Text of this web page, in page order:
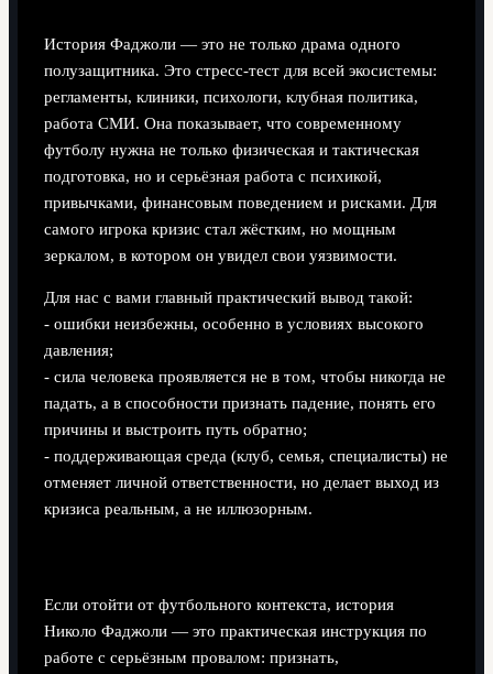
История Фаджоли — это не только драма одного
полузащитника. Это стресс-тест для всей экосистемы:
регламенты, клиники, психологи, клубная политика,
работа СМИ. Она показывает, что современному
футболу нужна не только физическая и тактическая
подготовка, но и серьёзная работа с психикой,
привычками, финансовым поведением и рисками. Для
самого игрока кризис стал жёстким, но мощным
зеркалом, в котором он увидел свои уязвимости.
Для нас с вами главный практический вывод такой:
- ошибки неизбежны, особенно в условиях высокого
давления;
- сила человека проявляется не в том, чтобы никогда не
падать, а в способности признать падение, понять его
причины и выстроить путь обратно;
- поддерживающая среда (клуб, семья, специалисты) не
отменяет личной ответственности, но делает выход из
кризиса реальным, а не иллюзорным.
Если отойти от футбольного контекста, история
Николо Фаджоли — это практическая инструкция по
работе с серьёзным провалом: признать,